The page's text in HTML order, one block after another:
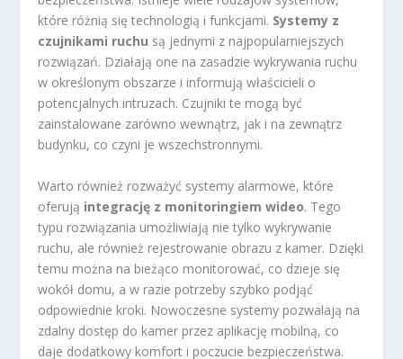
które różnią się technologią i funkcjami. Systemy z
czujnikami ruchu są jednymi z najpopularniejszych
rozwiązań. Działają one na zasadzie wykrywania ruchu
w określonym obszarze i informują właścicieli o
potencjalnych intruzach. Czujniki te mogą być
zainstalowane zarówno wewnątrz, jak i na zewnątrz
budynku, co czyni je wszechstronnymi.
Warto również rozważyć systemy alarmowe, które
oferują integrację z monitoringiem wideo. Tego
typu rozwiązania umożliwiają nie tylko wykrywanie
ruchu, ale również rejestrowanie obrazu z kamer. Dzięki
temu można na bieżąco monitorować, co dzieje się
wokół domu, a w razie potrzeby szybko podjąć
odpowiednie kroki. Nowoczesne systemy pozwalają na
zdalny dostęp do kamer przez aplikację mobilną, co
daje dodatkowy komfort i poczucie bezpieczeństwa.